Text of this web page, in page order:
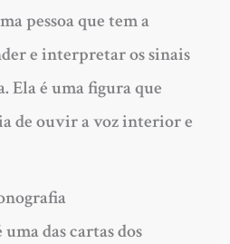
pessoa que tem a
e interpretar os sinais
Ela é uma figura que
de ouvir a voz interior e
das cartas dos